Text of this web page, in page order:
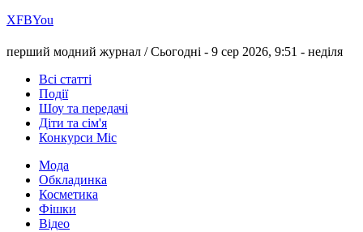
ХFBYou
перший модний журнал /Сьогодні - 9 сер 2026, 9:51 - неділя
Всі статті
Події
Шоу та передачі
Діти та сім'я
Конкурси Міс
Мода
Обкладинка
Косметика
Фішки
Відео